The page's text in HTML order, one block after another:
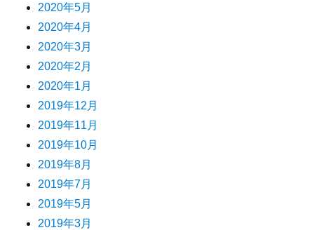
2020年5月
2020年4月
2020年3月
2020年2月
2020年1月
2019年12月
2019年11月
2019年10月
2019年8月
2019年7月
2019年5月
2019年3月